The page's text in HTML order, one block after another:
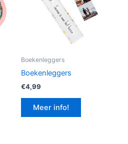
Boekenleggers
Boekenleggers
€4,99
Meer info!